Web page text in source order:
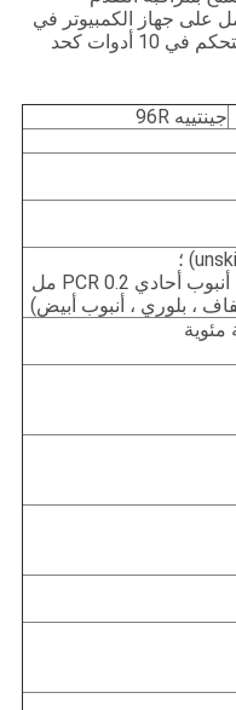
على جهاز الكمبيوتر في
مكتبك ، ويمكن لجهاز كمبيوتر واحد التحكم في 10 أدوات كحد
جينتييه 96R
، بلوري ، أنبوب أبيض)